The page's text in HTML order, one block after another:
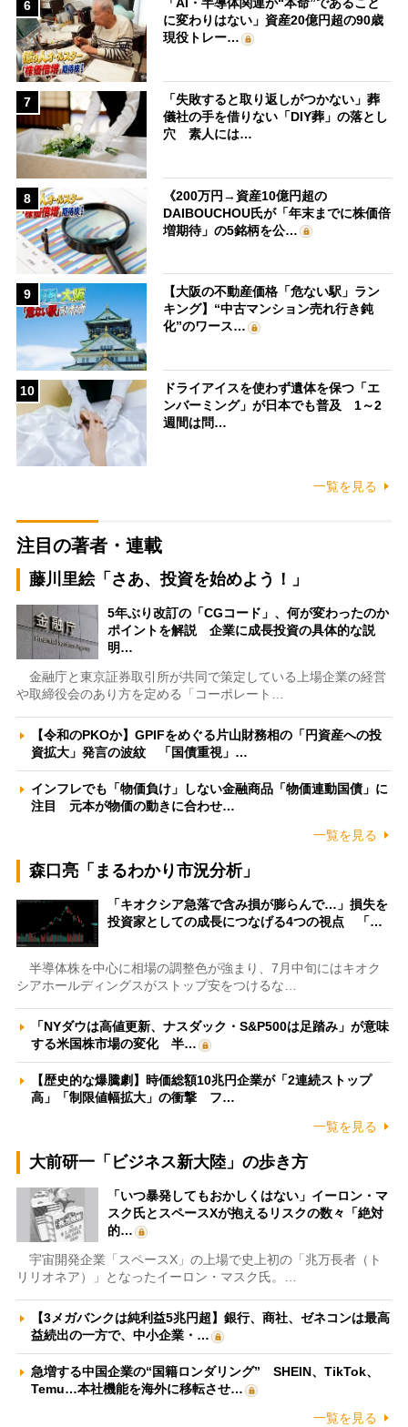
6
「AI・半導体関連が“本命”であること
に変わりはない」資産20億円超の90歳
現役トレー…
7
「失敗すると取り返しがつかない」葬
儀社の手を借りない「DIY葬」の落とし
穴 素人には…
8
《200万円→資産10億円超の
DAIBOUCHOU氏が「年末までに株価倍
増期待」の5銘柄を公…
9
【大阪の不動産価格「危ない駅」ラン
キング】“中古マンション売れ行き鈍
化”のワース…
10
ドライアイスを使わず遺体を保つ「エ
ンバーミング」が日本でも普及 1～2
週間は問…
一覧を見る
注目の著者・連載
藤川里絵「さあ、投資を始めよう！」
5年ぶり改訂の「CGコード」、何が変わったのか
ポイントを解説 企業に成長投資の具体的な説
明…
金融庁と東京証券取引所が共同で策定している上場企業の経営
や取締役会のあり方を定める「コーポレート…
【令和のPKOか】GPIFをめぐる片山財務相の「円資産への投
資拡大」発言の波紋 「国債重視」…
インフレでも「物価負け」しない金融商品「物価連動国債」に
注目 元本が物価の動きに合わせ…
一覧を見る
森口亮「まるわかり市況分析」
「キオクシア急落で含み損が膨らんで…」損失を
投資家としての成長につなげる4つの視点 「…
半導体株を中心に相場の調整色が強まり、7月中旬にはキオク
シアホールディングスがストップ安をつけるな…
「NYダウは高値更新、ナスダック・S&P500は足踏み」が意味
する米国株市場の変化 半…
【歴史的な爆騰劇】時価総額10兆円企業が「2連続ストップ
高」「制限値幅拡大」の衝撃 フ…
一覧を見る
大前研一「ビジネス新大陸」の歩き方
「いつ暴発してもおかしくはない」イーロン・マ
スク氏とスペースXが抱えるリスクの数々「絶対
的…
宇宙開発企業「スペースX」の上場で史上初の「兆万長者（ト
リリオネア）」となったイーロン・マスク氏。…
【3メガバンクは純利益5兆円超】銀行、商社、ゼネコンは最高
益続出の一方で、中小企業・…
急増する中国企業の“国籍ロンダリング” SHEIN、TikTok、
Temu…本社機能を海外に移転させ…
一覧を見る